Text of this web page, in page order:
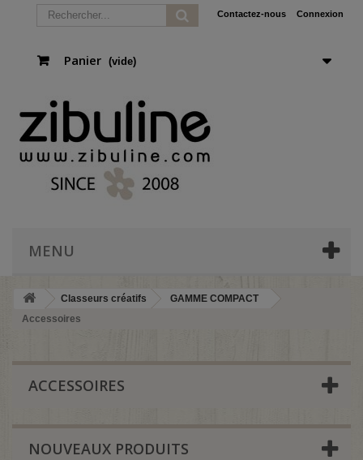
Connexion
Contactez-nous
Panier (vide)
MENU
Classeurs créatifs
GAMME COMPACT
Accessoires
ACCESSOIRES
NOUVEAUX PRODUITS